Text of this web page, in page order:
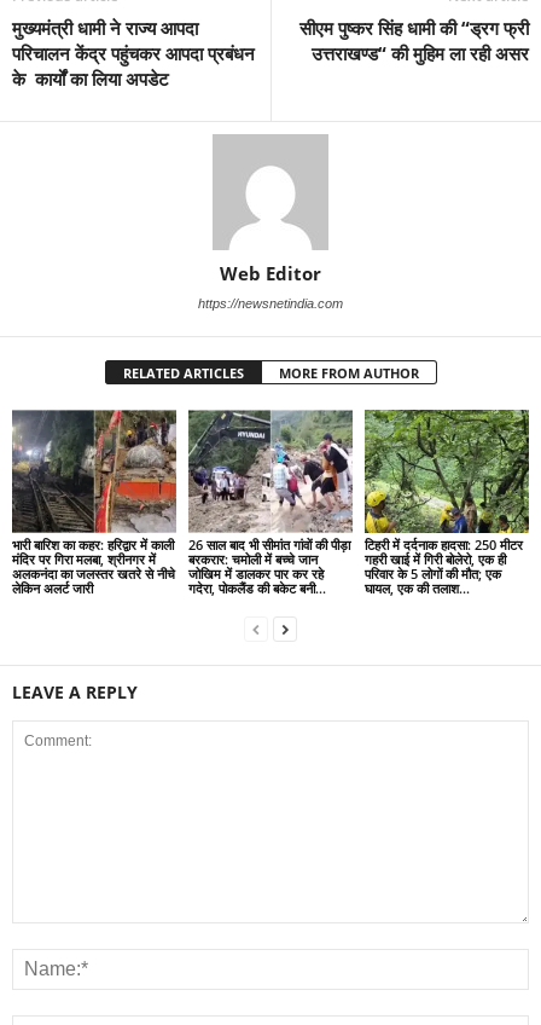
मुख्यमंत्री धामी ने राज्य आपदा
परिचालन केंद्र पहुंचकर आपदा प्रबंधन
के कार्यों का लिया अपडेट
सीएम पुष्कर सिंह धामी की “ड्रग फ्री
उत्तराखण्ड“ की मुहिम ला रही असर
Web Editor
https://newsnetindia.com
RELATED ARTICLES MORE FROM AUTHOR
भारी बारिश का कहर: हरिद्वार में काली
मंदिर पर गिरा मलबा, श्रीनगर में
अलकनंदा का जलस्तर खतरे से नीचे
लेकिन अलर्ट जारी
26 साल बाद भी सीमांत गांवों की पीड़ा
बरकरार: चमोली में बच्चे जान
जोखिम में डालकर पार कर रहे
गदेरा, पोकलैंड की बकेट बनी...
टिहरी में दर्दनाक हादसा: 250 मीटर
गहरी खाई में गिरी बोलेरो, एक ही
परिवार के 5 लोगों की मौत; एक
घायल, एक की तलाश...
LEAVE A REPLY